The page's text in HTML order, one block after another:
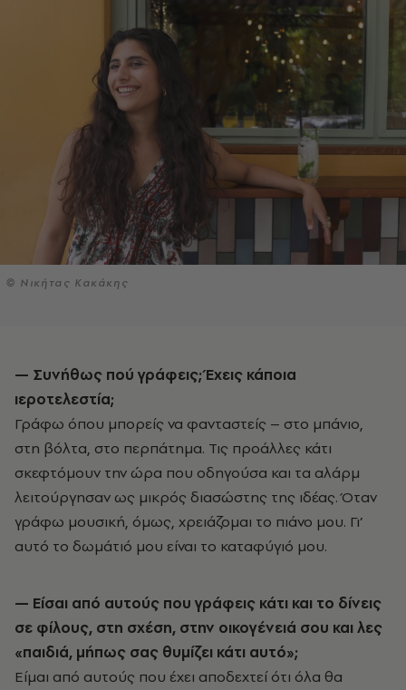
© Νικήτας Κακάκης
— Συνήθως πού γράφεις; Έχεις κάποια
ιεροτελεστία;
Γράφω όπου μπορείς να φανταστείς – στο μπάνιο,
στη βόλτα, στο περπάτημα. Τις προάλλες κάτι
σκεφτόμουν την ώρα που οδηγούσα και τα αλάρμ
λειτούργησαν ως μικρός διασώστης της ιδέας. Όταν
γράφω μουσική, όμως, χρειάζομαι το πιάνο μου. Γι’
αυτό το δωμάτιό μου είναι το καταφύγιό μου.
— Είσαι από αυτούς που γράφεις κάτι και το δίνεις
σε φίλους, στη σχέση, στην οικογένειά σου και λες
«παιδιά, μήπως σας θυμίζει κάτι αυτό»;
Είμαι από αυτούς που έχει αποδεχτεί ότι όλα θα